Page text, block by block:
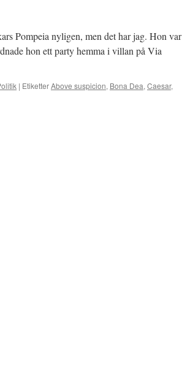
Pompeia nyligen, men det har jag. Hon var
hon ett party hemma i villan på Via
| EtiketterAbove suspicion, Bona Dea, Caesar,